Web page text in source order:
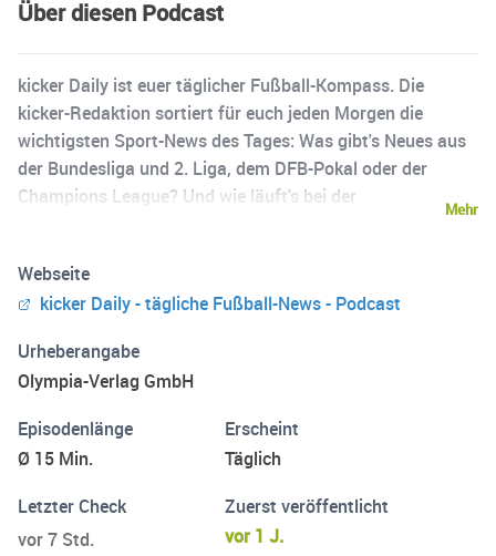
Über diesen Podcast
kicker Daily ist euer täglicher Fußball-Kompass. Die
kicker-Redaktion sortiert für euch jeden Morgen die
wichtigsten Sport-News des Tages: Was gibt's Neues aus
der Bundesliga und 2. Liga, dem DFB-Pokal oder der
Champions League? Und wie läuft's bei der
ausgewählten Experten zwei aktuelle Top-Themen ein,
liefern euch fachliche Analysen und verlässliche
Und weil Sport mehr als Fußball ist, blicken wir auch auf
Basketball, Handball, Football oder die Olympischen
Spiele. Damit ihr immer wisst, was heute in der Welt des
Fußballs und Sports los ist. Jeden Tag um 06 Uhr.
Mehr
Webseite
kicker Daily - tägliche Fußball-News - Podcast
Urheberangabe
Olympia-Verlag GmbH
Episodenlänge
Ø 15 Min.
Erscheint
Täglich
Letzter Check
vor 7 Std.
Zuerst veröffentlicht
vor 1 J.